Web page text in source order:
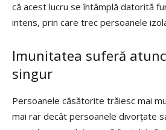
că acest lucru se întâmplă datorită
intens, prin care trec persoanele
Imunitatea suferă
singur
Persoanele căsătorite trăiesc mai
mai rar decât persoanele divorțate